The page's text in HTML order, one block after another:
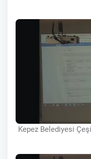
Kepez Belediyesi